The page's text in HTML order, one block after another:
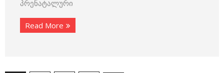
პრენატალური
Read More